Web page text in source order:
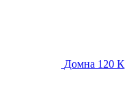
Домна 120 К